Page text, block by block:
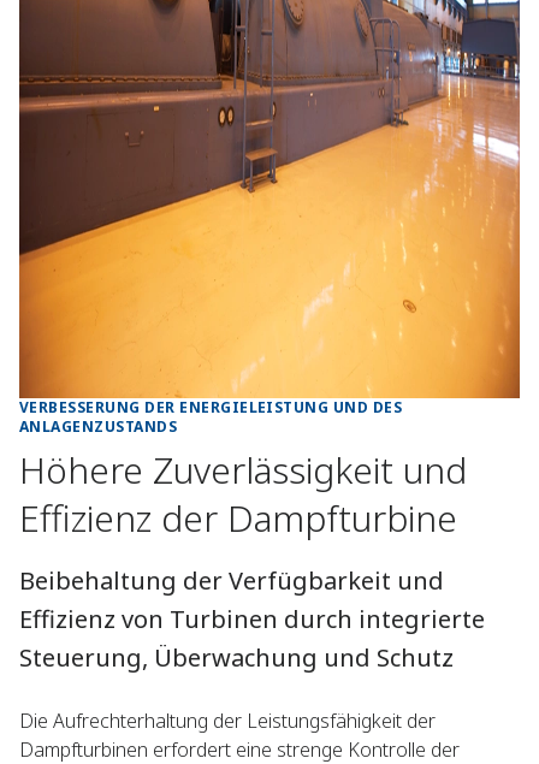
VERBESSERUNG DER ENERGIELEISTUNG UND DES
ANLAGENZUSTANDS
Höhere Zuverlässigkeit und
Effizienz der Dampfturbine
Beibehaltung der Verfügbarkeit und
Effizienz von Turbinen durch integrierte
Steuerung, Überwachung und Schutz
Die Aufrechterhaltung der Leistungsfähigkeit der
Dampfturbinen erfordert eine strenge Kontrolle der